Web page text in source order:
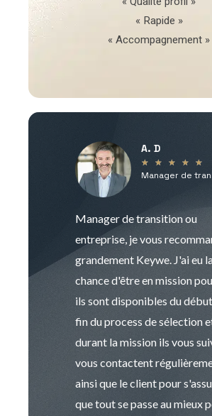
« Rapide »
« Accompagnement »
A. D
★ ★ ★ ★ ★
Manager de
Manager de transition ou
entreprise, je vous
grandement Keywe. J'ai eu
chance d'être en mission
ils sont disponibles du
fin du process de sélection
durant la mission ils vous
vous contactent
ainsi que le client pour
que tout se passe au mieux